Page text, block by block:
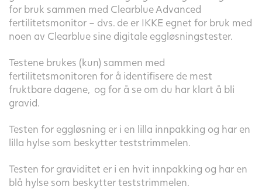
for bruk sammen med Clearblue Advanced
fertilitetsmonitor – dvs. de er IKKE egnet for bruk med
noen av Clearblue sine digitale eggløsningstester.
Testene brukes (kun) sammen med
fertilitetsmonitoren for å identifisere de mest
fruktbare dagene, og for å se om du har klart å bli
gravid.
Testen for eggløsning er i en lilla innpakking og har en
lilla hylse som beskytter teststrimmelen.
Testen for graviditet er i en hvit innpakking og har en
blå hylse som beskytter teststrimmelen.